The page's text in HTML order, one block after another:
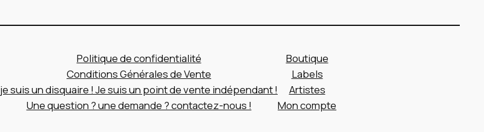
Politique de confidentialité
Conditions Générales de Vente
je suis un disquaire ! Je suis un point de vente indépendant !
Une question ? une demande ? contactez-nous !
Boutique
Labels
Artistes
Mon compte